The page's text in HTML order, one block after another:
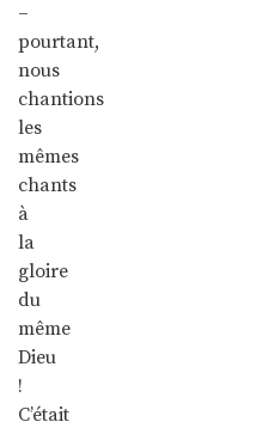
–
pourtant,
nous
chantions
les
mêmes
chants
à
la
gloire
du
même
Dieu
!
C’était